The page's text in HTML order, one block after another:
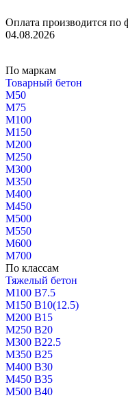
Оплата производится по
04.08.2026
По маркам
Товарный бетон
М50
М75
М100
М150
М200
М250
М300
М350
М400
М450
М500
М550
М600
М700
По классам
Тяжелый бетон
М100 В7.5
М150 В10(12.5)
М200 В15
М250 В20
М300 В22.5
М350 В25
М400 В30
М450 В35
М500 В40